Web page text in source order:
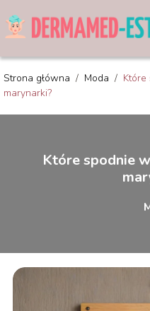
Strona główna / Moda /
marynarki?
Które spodnie